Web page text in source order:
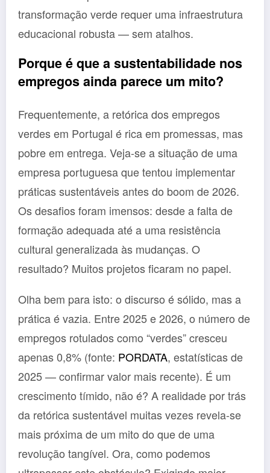
transformação verde requer uma infraestrutura
educacional robusta — sem atalhos.
Porque é que a sustentabilidade nos
empregos ainda parece um mito?
Frequentemente, a retórica dos empregos
verdes em Portugal é rica em promessas, mas
pobre em entrega. Veja-se a situação de uma
empresa portuguesa que tentou implementar
práticas sustentáveis antes do boom de 2026.
Os desafios foram imensos: desde a falta de
formação adequada até a uma resistência
cultural generalizada às mudanças. O
resultado? Muitos projetos ficaram no papel.
Olha bem para isto: o discurso é sólido, mas a
prática é vazia. Entre 2025 e 2026, o número de
empregos rotulados como “verdes” cresceu
apenas 0,8% (fonte: PORDATA, estatísticas de
2025 — confirmar valor mais recente). É um
crescimento tímido, não é? A realidade por trás
da retórica sustentável muitas vezes revela-se
mais próxima de um mito do que de uma
revolução tangível. Ora, como podemos